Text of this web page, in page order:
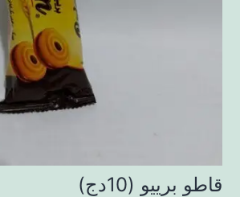
قاطو برييو (10دج)